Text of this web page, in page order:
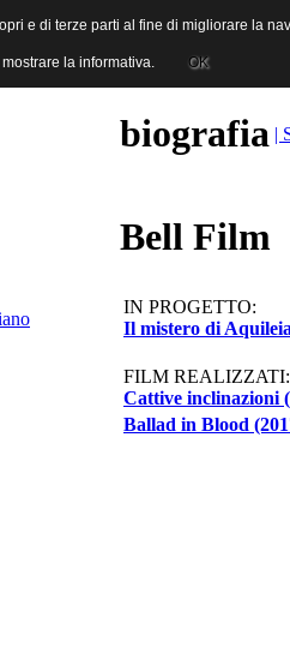
Industrie Cinematografiche
biografia |
Bell Film
IN PROGETTO:
Il mistero di
FILM REALIZZATI:
Cattive inclinazioni
Ballad in Blood
e di terze parti al fine di migliorare la
la informativa. OK
e di terze parti al fine di migliorare la
la informativa. OK